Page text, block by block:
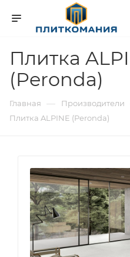
Плитка
(Peronda)
Главная — Производители
Плитка ALPINE (Peronda)